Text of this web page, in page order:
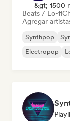
&gt; 1500
Beats / Lo-fi
Agregar
Synthpop
Electropop